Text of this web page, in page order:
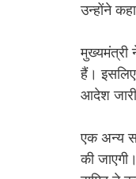
उन्होंने
मुख्यमंत्री
हैं। इसलिए
आदेश
एक अन्य
की जाएगी।